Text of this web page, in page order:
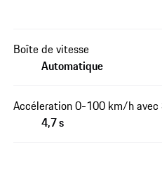
Boîte de vitesse
Automatique
Accéleration 0-100 km/h avec
4,7 s